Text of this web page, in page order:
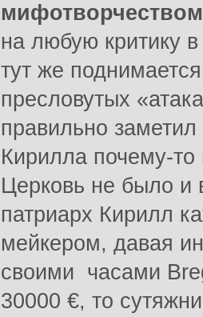
на любую критику
тут же
пресловутых
правильно
Кирилла почему-то
Церковь не было и
патриарх Кирилл
мейкером, давая
своими часами
30000 €, то